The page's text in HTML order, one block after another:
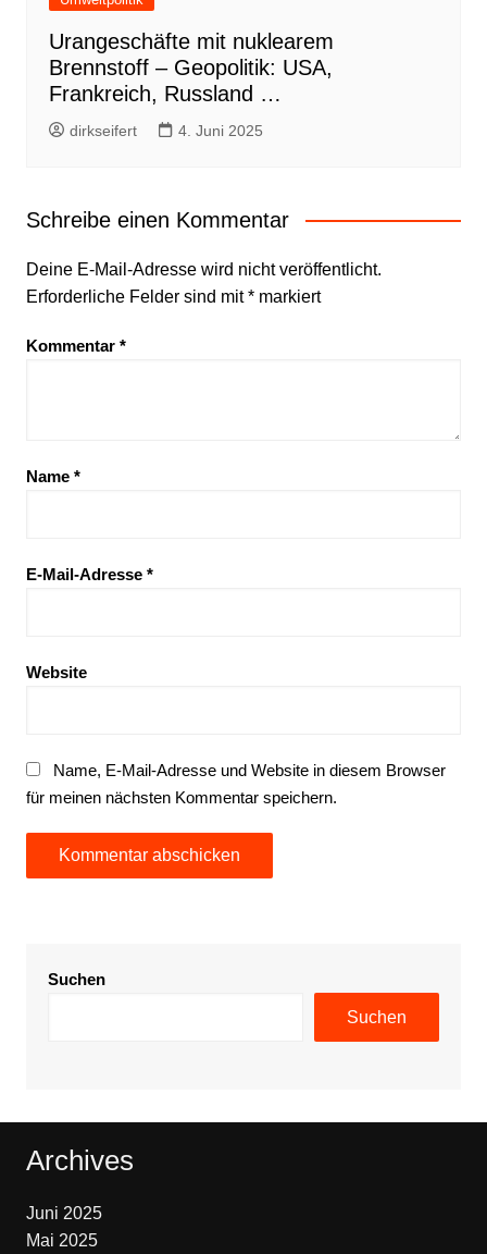
Urangeschäfte mit nuklearem
Brennstoff – Geopolitik: USA,
Frankreich, Russland …
dirkseifert 4. Juni 2025
Schreibe einen Kommentar
Deine E-Mail-Adresse wird nicht veröffentlicht.
Erforderliche Felder sind mit*markiert
Kommentar *
Name *
E-Mail-Adresse *
Website
Name, E-Mail-Adresse und Website in diesem Browser
für meinen nächsten Kommentar speichern.
Suchen
Suchen
Archives
Juni 2025
Mai 2025